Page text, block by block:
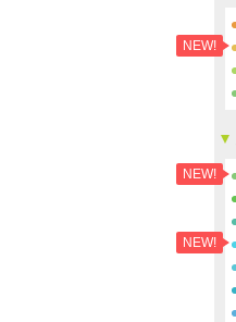
NEW!
NEW!
NEW!